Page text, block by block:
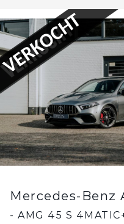
VERKOCHT
Mercedes-Benz
- AMG 45 S